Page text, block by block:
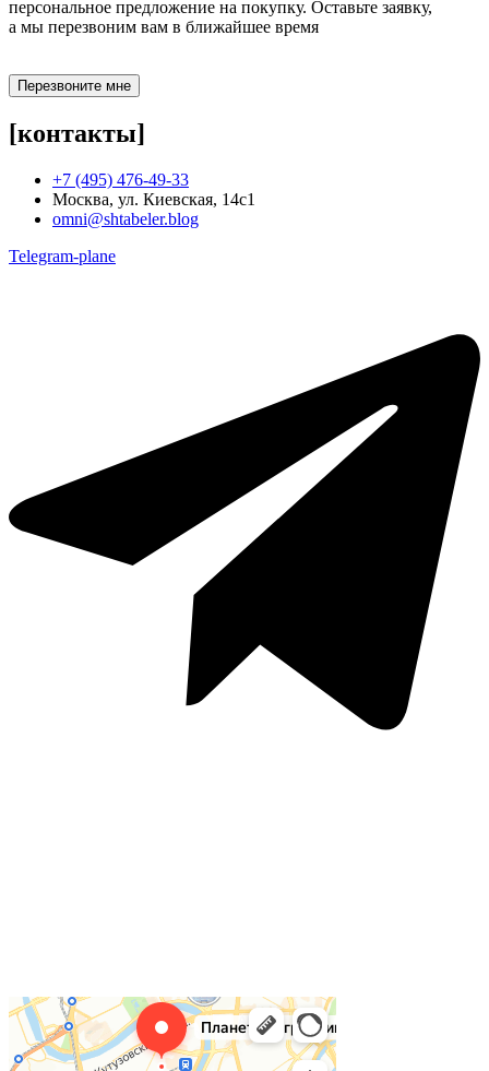
персональное предложение на покупку. Оставьте заявку,
а мы перезвоним вам в ближайшее время
Перезвоните мне
[контакты]
+7 (495) 476-49-33
Москва, ул. Киевская, 14с1
omni@shtabeler.blog
Telegram-plane